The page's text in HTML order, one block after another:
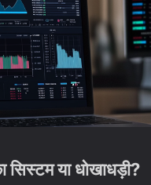
या धोखाधड़ी?